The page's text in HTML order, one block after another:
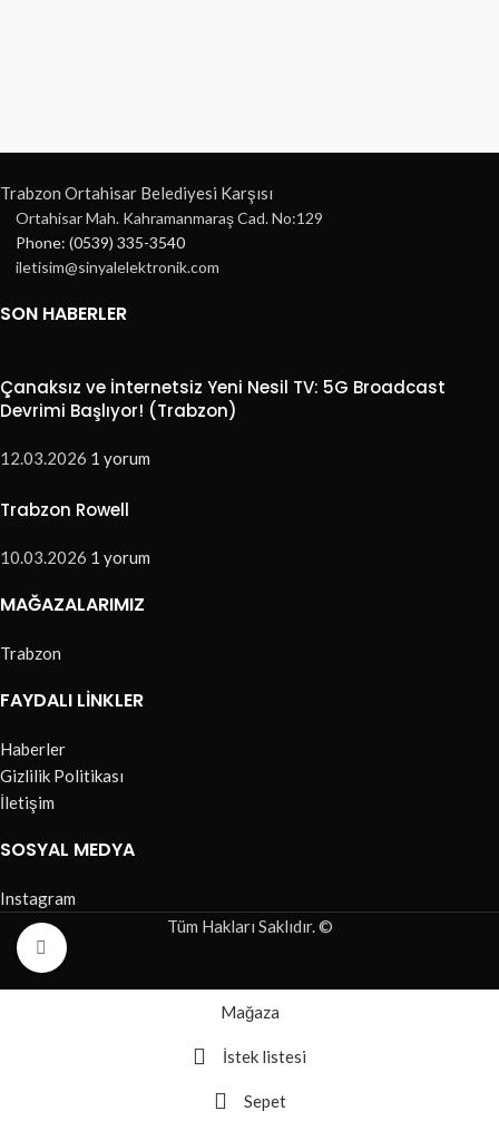
Büyütmek için tıklayın
Trabzon Ortahisar Belediyesi Karşısı
Ortahisar Mah. Kahramanmaraş Cad. No:129
Phone: (0539) 335-3540
iletisim@sinyalelektronik.com
SON HABERLER
Çanaksız ve İnternetsiz Yeni Nesil TV: 5G Broadcast
Devrimi Başlıyor! (Trabzon)
12.03.2026 1 yorum
Trabzon Rowell
10.03.2026 1 yorum
MAĞAZALARIMIZ
Trabzon
FAYDALI LINKLER
Haberler
Gizlilik Politikası
İletişim
SOSYAL MEDYA
Instagram
Tüm Hakları Saklıdır. ©
Mağaza
İstek listesi
Sepet